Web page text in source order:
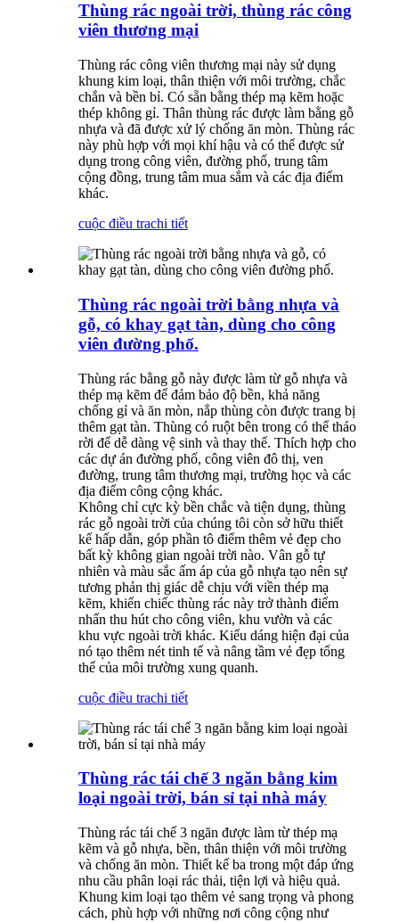
Thùng rác ngoài trời, thùng rác công
viên thương mại
Thùng rác công viên thương mại này sử dụng
khung kim loại, thân thiện với môi trường, chắc
chắn và bền bỉ. Có sẵn bằng thép mạ kẽm hoặc
thép không gỉ. Thân thùng rác được làm bằng gỗ
nhựa và đã được xử lý chống ăn mòn. Thùng rác
này phù hợp với mọi khí hậu và có thể được sử
dụng trong công viên, đường phố, trung tâm
cộng đồng, trung tâm mua sắm và các địa điểm
khác.
cuộc điều trachi tiết
Thùng rác ngoài trời bằng nhựa và
gỗ, có khay gạt tàn, dùng cho công
viên đường phố.
Thùng rác bằng gỗ này được làm từ gỗ nhựa và
thép mạ kẽm để đảm bảo độ bền, khả năng
chống gỉ và ăn mòn, nắp thùng còn được trang bị
thêm gạt tàn. Thùng có ruột bên trong có thể tháo
rời để dễ dàng vệ sinh và thay thế. Thích hợp cho
các dự án đường phố, công viên đô thị, ven
đường, trung tâm thương mại, trường học và các
địa điểm công cộng khác.
Không chỉ cực kỳ bền chắc và tiện dụng, thùng
rác gỗ ngoài trời của chúng tôi còn sở hữu thiết
kế hấp dẫn, góp phần tô điểm thêm vẻ đẹp cho
bất kỳ không gian ngoài trời nào. Vân gỗ tự
nhiên và màu sắc ấm áp của gỗ nhựa tạo nên sự
tương phản thị giác dễ chịu với viền thép mạ
kẽm, khiến chiếc thùng rác này trở thành điểm
nhấn thu hút cho công viên, khu vườn và các
khu vực ngoài trời khác. Kiểu dáng hiện đại của
nó tạo thêm nét tinh tế và nâng tầm vẻ đẹp tổng
thể của môi trường xung quanh.
cuộc điều trachi tiết
Thùng rác tái chế 3 ngăn bằng kim
loại ngoài trời, bán sỉ tại nhà máy
Thùng rác tái chế 3 ngăn được làm từ thép mạ
kẽm và gỗ nhựa, bền, thân thiện với môi trường
và chống ăn mòn. Thiết kế ba trong một đáp ứng
nhu cầu phân loại rác thải, tiện lợi và hiệu quả.
Khung kim loại tạo thêm vẻ sang trọng và phong
cách, phù hợp với những nơi công cộng như